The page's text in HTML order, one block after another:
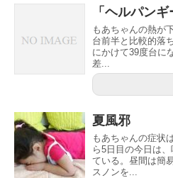
「ヘルパンギ
もあちゃんの熱が
台前半と比較的落
にかけて39度台に
差...
夏風邪
もあちゃんの症状
ら5日目の今日は
ている。昼間は簡
スノンを...